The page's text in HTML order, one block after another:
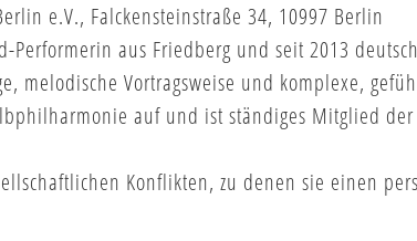
e.V., Falckensteinstraße 34, 10997 Berlin
Performerin aus Friedberg und seit 2013
melodische Vortragsweise und komplexe,
auf und ist ständiges Mitglied
Konflikten, zu denen sie einen